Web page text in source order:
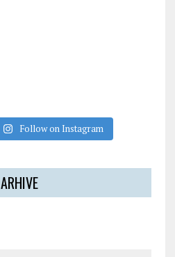
Follow on Instagram
ARHIVE